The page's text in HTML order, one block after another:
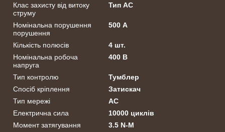
Клас захисту від витоку
струму
Тип АС
Номінальна порушення
порушення
500 А
Кількість полюсів
4 шт.
Номінальна робоча
напруга
400 В
Тип контролю
Тумблер
Спосіб кріплення
Затискач
Тип мережі
АС
Електрична сила
10000 циклів
Момент затягування
3.5 N-M